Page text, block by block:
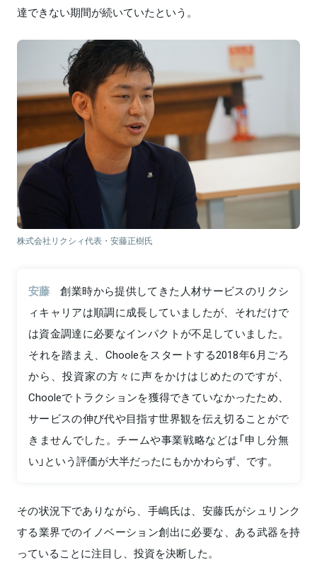
達できない期間が続いていたという。
株式会社リクシィ代表・安藤正樹氏
安藤
創業時から提供してきた人材サービスのリクシ
ィキャリアは順調に成長していましたが、それだけで
は資金調達に必要なインパクトが不足していました。
それを踏まえ、Chooleをスタートする2018年6月ごろ
から、投資家の方々に声をかけはじめたのですが、
Chooleでトラクションを獲得できていなかったため、
サービスの伸び代や目指す世界観を伝え切ることがで
きませんでした。チームや事業戦略などは「申し分無
い」という評価が大半だったにもかかわらず、です。
その状況下でありながら、手嶋氏は、安藤氏がシュリンク
する業界でのイノベーション創出に必要な、ある武器を持
っていることに注目し、投資を決断した。